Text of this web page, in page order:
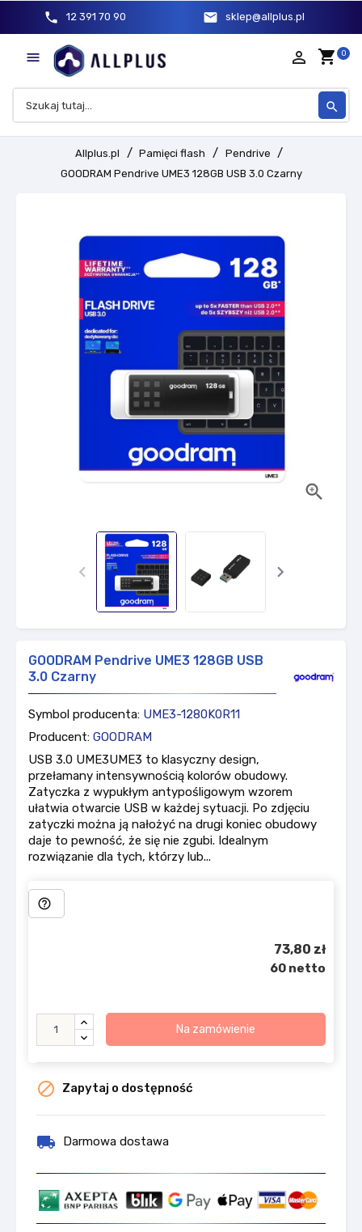
phone 12 391 70 90 mail sklep@allplus.pl
 shopping_cart 0
person_outline
search
Allplus.pl Pamięci flash
Pendrive
GOODRAM Pendrive UME3 128GB USB 3.0 Czarny

 
GOODRAM Pendrive UME3 128GB USB
3.0 Czarny
Symbol producenta: UME3-1280K0R11
Producent: GOODRAM
USB 3.0 UME3UME3 to klasyczny design,
przełamany intensywnością kolorów obudowy.
Zatyczka z wypukłym antypośligowym wzorem
ułatwia otwarcie USB w każdej sytuacji. Po zdjęciu
zatyczki można ją nałożyć na drugi koniec obudowy
daje to pewność, że się nie zgubi. Idealnym
rozwiązanie dla tych, którzy lub...
help_outline
73,80 zł
60 netto
Na zamówienie
 Zapytaj o dostępność
local_shipping Darmowa dostawa